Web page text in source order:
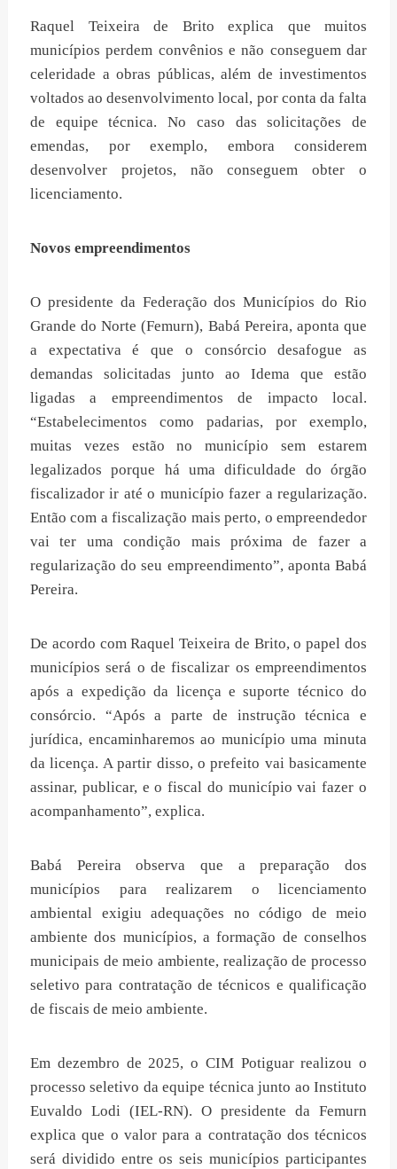
Raquel Teixeira de Brito explica que muitos
municípios perdem convênios e não conseguem dar
celeridade a obras públicas, além de investimentos
voltados ao desenvolvimento local, por conta da falta
de equipe técnica. No caso das solicitações de
emendas, por exemplo, embora considerem
desenvolver projetos, não conseguem obter o
licenciamento.
Novos empreendimentos
O presidente da Federação dos Municípios do Rio
Grande do Norte (Femurn), Babá Pereira, aponta que
a expectativa é que o consórcio desafogue as
demandas solicitadas junto ao Idema que estão
ligadas a empreendimentos de impacto local.
“Estabelecimentos como padarias, por exemplo,
muitas vezes estão no município sem estarem
legalizados porque há uma dificuldade do órgão
fiscalizador ir até o município fazer a regularização.
Então com a fiscalização mais perto, o empreendedor
vai ter uma condição mais próxima de fazer a
regularização do seu empreendimento”, aponta Babá
Pereira.
De acordo com Raquel Teixeira de Brito, o papel dos
municípios será o de fiscalizar os empreendimentos
após a expedição da licença e suporte técnico do
consórcio. “Após a parte de instrução técnica e
jurídica, encaminharemos ao município uma minuta
da licença. A partir disso, o prefeito vai basicamente
assinar, publicar, e o fiscal do município vai fazer o
acompanhamento”, explica.
Babá Pereira observa que a preparação dos
municípios para realizarem o licenciamento
ambiental exigiu adequações no código de meio
ambiente dos municípios, a formação de conselhos
municipais de meio ambiente, realização de processo
seletivo para contratação de técnicos e qualificação
de fiscais de meio ambiente.
Em dezembro de 2025, o CIM Potiguar realizou o
processo seletivo da equipe técnica junto ao Instituto
Euvaldo Lodi (IEL-RN). O presidente da Femurn
explica que o valor para a contratação dos técnicos
será dividido entre os seis municípios participantes